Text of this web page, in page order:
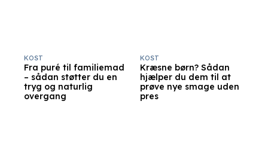
Fra puré til familiemad
– sådan støtter du en
tryg og naturlig
overgang
KOST
Kræsne børn? Sådan
hjælper du dem til at
prøve nye smage uden
pres
KOST